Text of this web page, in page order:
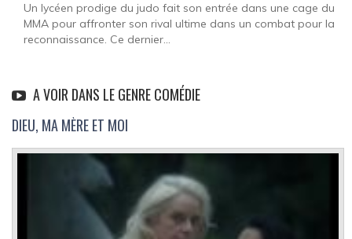
Un lycéen prodige du judo fait son entrée dans une cage du
MMA pour affronter son rival ultime dans un combat pour la
reconnaissance. Ce dernier...
A VOIR DANS LE GENRE COMÉDIE
DIEU, MA MÈRE ET MOI